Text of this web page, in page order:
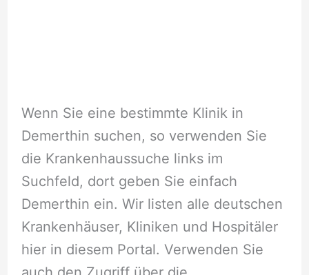
Wenn Sie eine bestimmte Klinik in
Demerthin suchen, so verwenden Sie
die Krankenhaussuche links im
Suchfeld, dort geben Sie einfach
Demerthin ein. Wir listen alle deutschen
Krankenhäuser, Kliniken und Hospitäler
hier in diesem Portal. Verwenden Sie